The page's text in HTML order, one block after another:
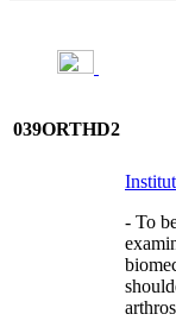
039ORTHD2
- To